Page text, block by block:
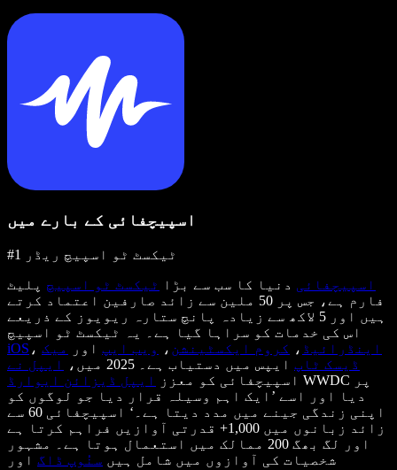
اسپیچفائی کے بارے میں
#1 ٹیکسٹ ٹو اسپیچ ریڈر
اسپیچفائی دنیا کا سب سے بڑا ٹیکسٹ ٹو اسپیچ پلیٹ
فارم ہے، جس پر 50 ملین سے زائد صارفین اعتماد کرتے
ہیں اور 5 لاکھ سے زیادہ پانچ ستارہ ریویوز کے ذریعے
اس کی خدمات کو سراہا گیا ہے۔ یہ ٹیکسٹ ٹو اسپیچ
iOS ، اینڈرائیڈ ، کروم ایکسٹینشن ، ویب ایپ اور
میک
ڈیسک ٹاپ ایپس میں دستیاب ہے۔ 2025 میں،
ایپل نے
اسپیچفائی کو معزز
ایپل ڈیزائن ایوارڈ
WWDC پر
دیا اور اسے ’ایک اہم وسیلہ قرار دیا جو لوگوں کو
اپنی زندگی جینے میں مدد دیتا ہے۔‘ اسپیچفائی 60 سے
زائد زبانوں میں 1,000+ قدرتی آوازیں فراہم کرتا ہے
اور لگ بھگ 200 ممالک میں استعمال ہوتا ہے۔ مشہور
شخصیات کی آوازوں میں شامل ہیں سنُوپ ڈاگ اور